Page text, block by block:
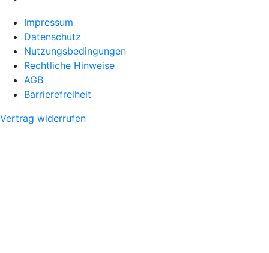
Impressum
Datenschutz
Nutzungsbedingungen
Rechtliche Hinweise
AGB
Barrierefreiheit
Vertrag widerrufen